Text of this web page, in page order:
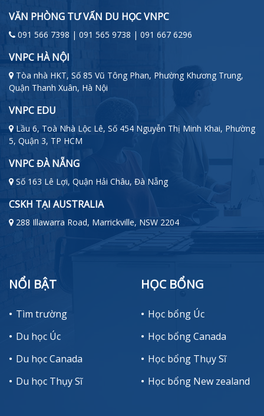
VĂN PHÒNG TƯ VẤN DU HỌC VNPC
091 566 7398 | 091 565 9738 | 091 667 6296
VNPC HÀ NỘI
Tòa nhà HKT, Số 85 Vũ Tông Phan, Phường Khương Trung,
Quận Thanh Xuân, Hà Nội
VNPC EDU
Lầu 6, Toà Nhà Lộc Lê, Số 454 Nguyễn Thị Minh Khai, Phường
5, Quận 3, TP HCM
VNPC ĐÀ NẴNG
Số 163 Lê Lợi, Quận Hải Châu, Đà Nẵng
CSKH TẠI AUSTRALIA
288 Illawarra Road, Marrickville, NSW 2204
NỔI BẬT
Tìm trường
Du học Úc
Du học Canada
Du học Thụy Sĩ
HỌC BỔNG
Học bổng Úc
Học bổng Canada
Học bổng Thụy Sĩ
Học bổng New zealand